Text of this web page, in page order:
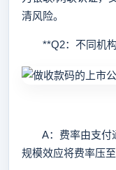
清风险。
**Q2：不同机构
A：费率由支付
规模效应将费率压